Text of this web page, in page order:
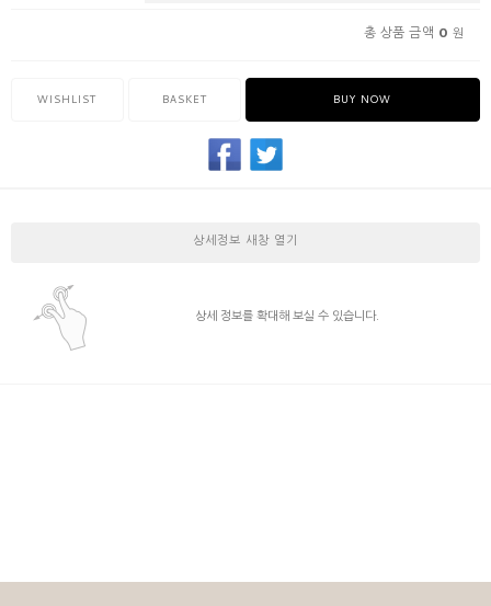
총 상품 금액 0 원
WISHLIST BASKET BUY NOW
상세정보 새창 열기
상세 정보를 확대해 보실 수 있습니다.